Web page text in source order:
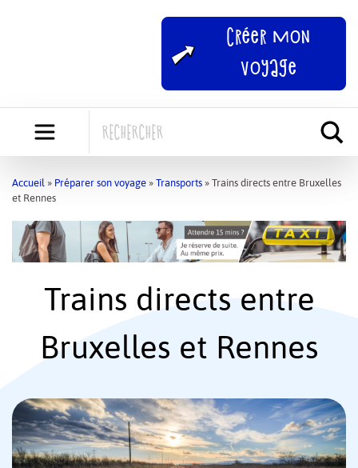
Créer mon
voyage
Accueil » Préparer son voyage » Transports » Trains directs entre Bruxelles
et Rennes
Trains directs entre
Bruxelles et Rennes